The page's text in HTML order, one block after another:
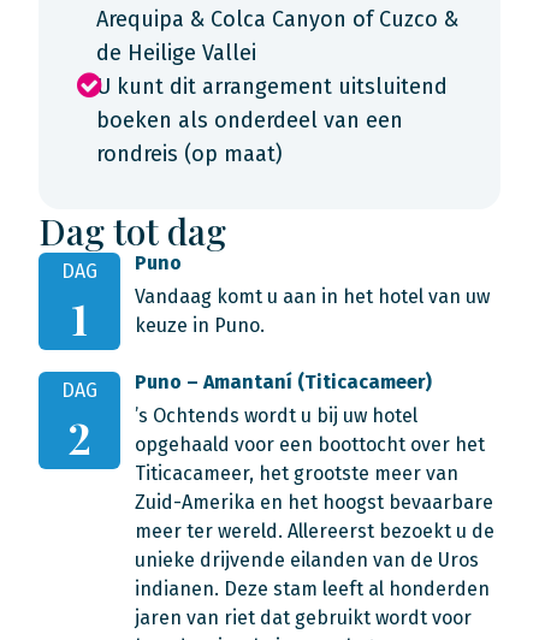
Arequipa & Colca Canyon of Cuzco &
de Heilige Vallei
U kunt dit arrangement uitsluitend
boeken als onderdeel van een
rondreis (op maat)
Dag tot dag
DAG
1
Puno
Vandaag komt u aan in het hotel van uw
keuze in Puno.
DAG
2
Puno – Amantaní (Titicacameer)
’s Ochtends wordt u bij uw hotel
opgehaald voor een boottocht over het
Titicacameer, het grootste meer van
Zuid-Amerika en het hoogst bevaarbare
meer ter wereld. Allereerst bezoekt u de
unieke drijvende eilanden van de Uros
indianen. Deze stam leeft al honderden
jaren van riet dat gebruikt wordt voor